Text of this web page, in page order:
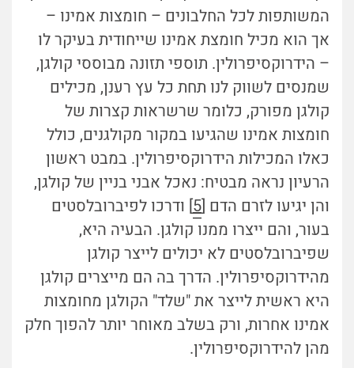
המשותפות לכל החלבונים – חומצות אמינו –
אך הוא מכיל חומצת אמינו שייחודית בעיקר לו
– הידרוקסיפרולין. תוספי תזונה מבוססי קולגן,
שמנסים לשווק לנו תחת כל עץ רענן, מכילים
קולגן מפורק, כלומר שרשראות קצרות של
חומצות אמינו שהגיעו במקור מקולגנים, כולל
כאלו המכילות הידרוקסיפרולין. במבט ראשון
הרעיון נראה מבטיח: נאכל אבני בניין של קולגן,
והן יגיעו לזרם הדם [5] ודרכו לפיברובלסטים
בעור, והם ייצרו ממנו קולגן. הבעיה היא,
שפיברובלסטים לא יכולים לייצר קולגן
מהידרוקסיפרולין. הדרך בה הם מייצרים קולגן
היא ראשית לייצר את "שלד" הקולגן מחומצות
אמינו אחרות, ורק בשלב מאוחר יותר להפוך חלק
מהן להידרוקסיפרולין.